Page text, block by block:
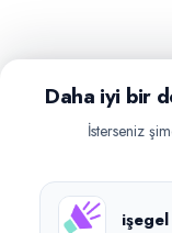
Daha iyi bir
İsterseniz
işegel